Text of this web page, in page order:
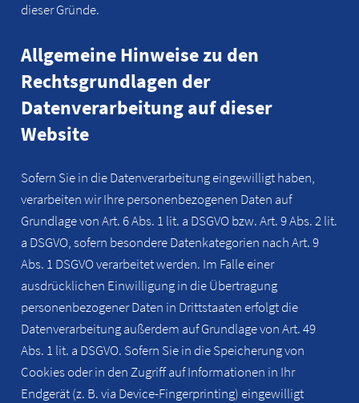
dieser Gründe.
Allgemeine Hinweise zu den
Rechtsgrundlagen der
Datenverarbeitung auf dieser
Website
Sofern Sie in die Datenverarbeitung eingewilligt haben,
verarbeiten wir Ihre personenbezogenen Daten auf
Grundlage von Art. 6 Abs. 1 lit. a DSGVO bzw. Art. 9 Abs. 2 lit.
a DSGVO, sofern besondere Datenkategorien nach Art. 9
Abs. 1 DSGVO verarbeitet werden. Im Falle einer
ausdrücklichen Einwilligung in die Übertragung
personenbezogener Daten in Drittstaaten erfolgt die
Datenverarbeitung außerdem auf Grundlage von Art. 49
Abs. 1 lit. a DSGVO. Sofern Sie in die Speicherung von
Cookies oder in den Zugriff auf Informationen in Ihr
Endgerät (z. B. via Device-Fingerprinting) eingewilligt